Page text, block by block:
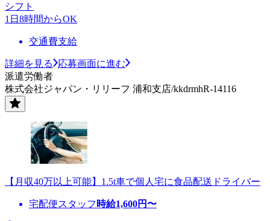
シフト
1日8時間からOK
交通費支給
詳細を見る
応募画面に進む
派遣労働者
株式会社ジャパン・リリーフ 浦和支店/kkdrmhR-14116
【月収40万以上可能】1.5t車で個人宅に食品配送ドライバー
宅配便スタッフ 時給1,600円〜